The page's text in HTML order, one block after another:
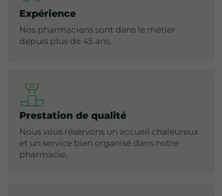
Expérience
Nos pharmaciens sont dans le métier
depuis plus de 45 ans.
Prestation de qualité
Nous vous réservons un accueil chaleureux
et un service bien organisé dans notre
pharmacie.